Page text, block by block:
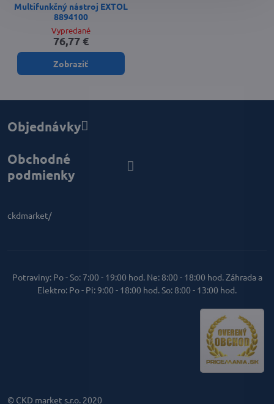
Multifunkčný nástroj EXTOL
8894100
Vypredané
76,77 €
Zobraziť
Objednávky
Obchodné
podmienky
ckdmarket/
Potraviny: Po - So: 7:00 - 19:00 hod. Ne: 8:00 - 18:00 hod. Záhrada a
Elektro: Po - Pi: 9:00 - 18:00 hod. So: 8:00 - 13:00 hod.
© CKD market s.r.o. 2020